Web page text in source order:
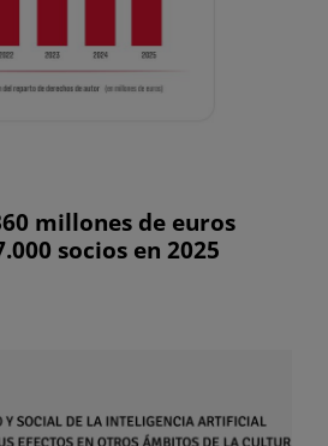
millones de euros
socios en 2025